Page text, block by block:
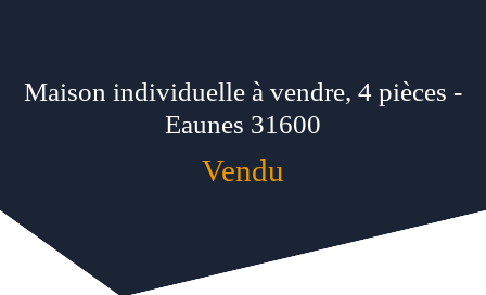
Maison individuelle à vendre, 4 pièces -
Eaunes 31600
Vendu